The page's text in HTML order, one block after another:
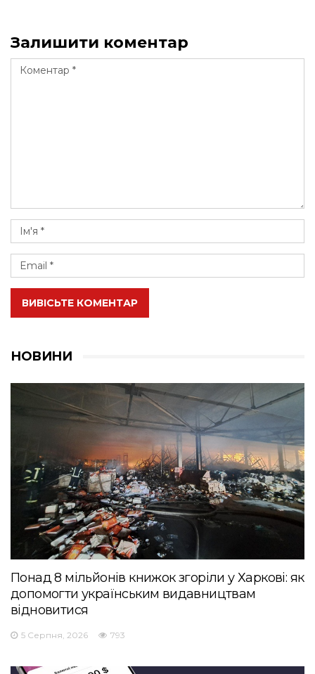
Залишити коментар
ВИВІСЬТЕ КОМЕНТАР
НОВИНИ
Понад 8 мільйонів книжок згоріли у Харкові: як
допомогти українським видавництвам
відновитися
5 Серпня, 2026 793